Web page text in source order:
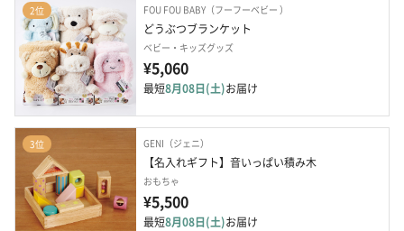
2位 FOU FOU BABY（フーフーベビー ）
どうぶつブランケット
ベビー・キッズグッズ
¥5,060
最短8月08日(土)お届け
3位 GENI（ジェニ）
【名入れギフト】音いっぱい積み木
おもちゃ
¥5,500
最短8月08日(土)お届け